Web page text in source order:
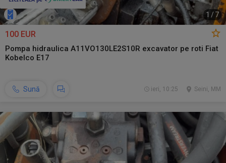
1 / 7
100 EUR
Pompa hidraulica A11VO130LE2S10R excavator pe roti Fiat
Kobelco E17
Sună Seini, MM
ieri, 10:25